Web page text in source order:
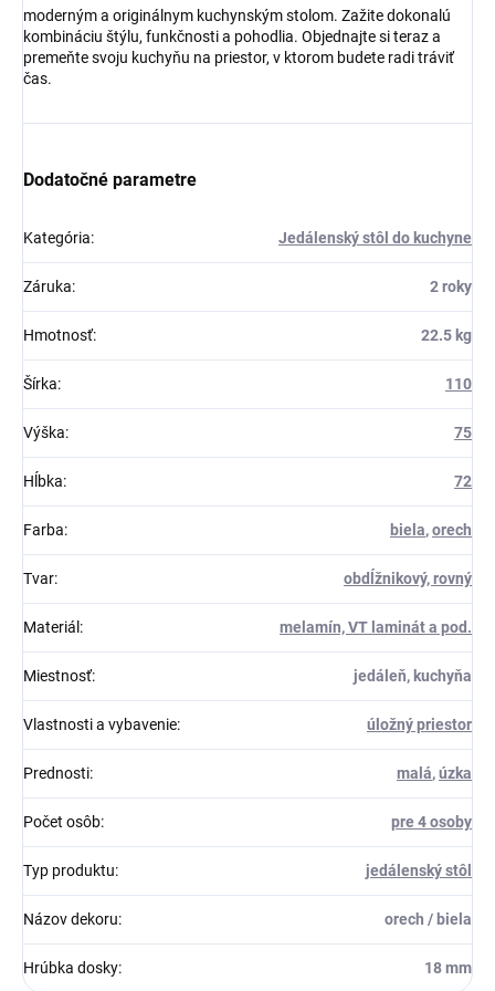
moderným a originálnym kuchynským stolom. Zažite dokonalú
kombináciu štýlu, funkčnosti a pohodlia. Objednajte si teraz a
premeňte svoju kuchyňu na priestor, v ktorom budete radi tráviť
čas.
Dodatočné parametre
Kategória: Jedálenský stôl do kuchyne
Záruka: 2 roky
Hmotnosť: 22.5 kg
Šírka: 110
Výška: 75
Hĺbka: 72
Farba: biela,orech
Tvar: obdĺžnikový, rovný
Materiál : melamín, VT laminát a pod.
Miestnosť: jedáleň, kuchyňa
Vlastnosti a vybavenie: úložný priestor
Prednosti: malá,úzka
Počet osôb: pre 4 osoby
Typ produktu: jedálenský stôl
Názov dekoru: orech / biela
Hrúbka dosky: 18 mm